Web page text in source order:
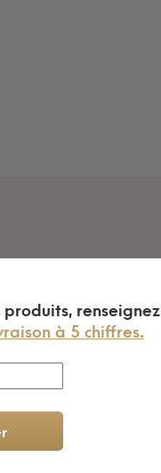
renseignez
à 5 chiffres.